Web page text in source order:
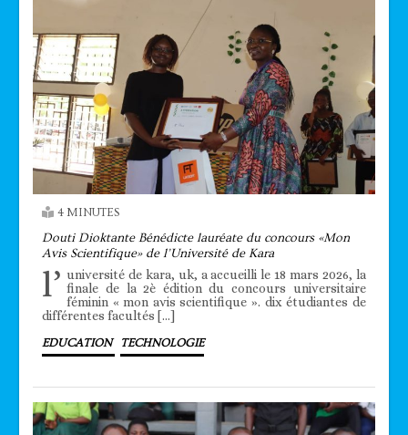
4 MINUTES
Douti Dioktante Bénédicte lauréate du concours «Mon
Avis Scientifique» de l’Université de Kara
l’ université de kara, uk, a accueilli le 18 mars 2026, la
finale de la 2è édition du concours universitaire
féminin « mon avis scientifique ». dix étudiantes de
différentes facultés […]
EDUCATION TECHNOLOGIE